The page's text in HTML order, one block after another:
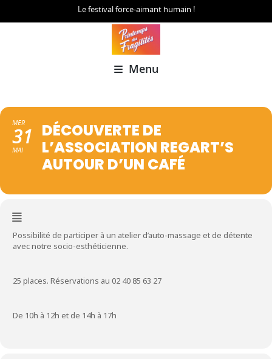
Le festival force-aimant humain !
Menu
MER
31
MAI
DÉCOUVERTE DE
L’ASSOCIATION REGART’S
AUTOUR D’UN CAFÉ
Possibilité de participer à un atelier d’auto-massage et de détente
avec notre socio-esthéticienne.
25 places. Réservations au 02 40 85 63 27
De 10h à 12h et de 14h à 17h